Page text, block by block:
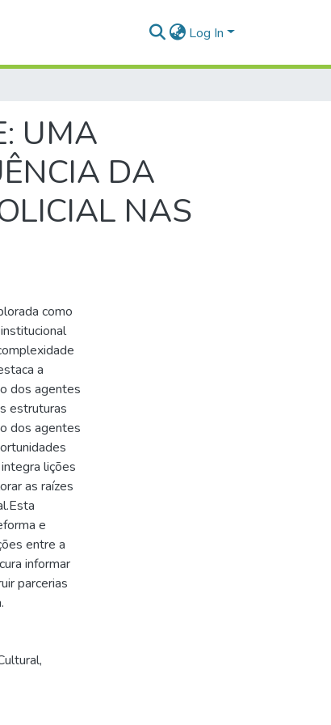
Log In
UMA
DA
NAS
como
a
dos agentes
estruturas
dos agentes
lições
as raízes
e
entre a
informar
parcerias
,